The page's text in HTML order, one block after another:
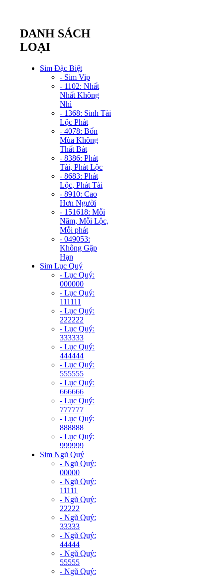
DANH SÁCH
LOẠI
Sim Đặc Biệt
- Sim Vip
- 1102: Nhất
Nhất Không
Nhì
- 1368: Sinh Tài
Lộc Phát
- 4078: Bốn
Mùa Không
Thất Bát
- 8386: Phát
Tài, Phát Lộc
- 8683: Phát
Lộc, Phát Tài
- 8910: Cao
Hơn Người
- 151618: Mỗi
Năm, Mỗi Lộc,
Mỗi phát
- 049053:
Không Gặp
Hạn
Sim Lục Quý
- Lục Quý:
000000
- Lục Quý:
111111
- Lục Quý:
222222
- Lục Quý:
333333
- Lục Quý:
444444
- Lục Quý:
555555
- Lục Quý:
666666
- Lục Quý:
777777
- Lục Quý:
888888
- Lục Quý:
999999
Sim Ngũ Quý
- Ngũ Quý:
00000
- Ngũ Quý:
11111
- Ngũ Quý:
22222
- Ngũ Quý:
33333
- Ngũ Quý:
44444
- Ngũ Quý:
55555
- Ngũ Quý: